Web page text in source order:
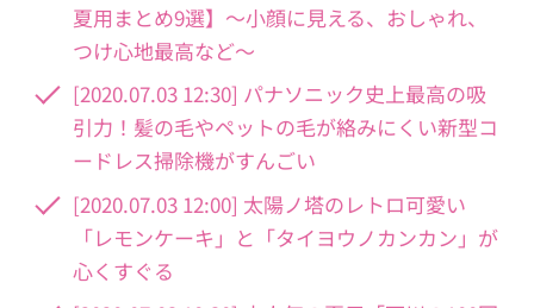
夏用まとめ9選】～小顔に見える、おしゃれ、
つけ心地最高など～
[2020.07.03 12:30] パナソニック史上最高の吸
引力！髪の毛やペットの毛が絡みにくい新型コ
ードレス掃除機がすんごい
[2020.07.03 12:00] 太陽ノ塔のレトロ可愛い
「レモンケーキ」と「タイヨウノカンカン」が
心くすぐる